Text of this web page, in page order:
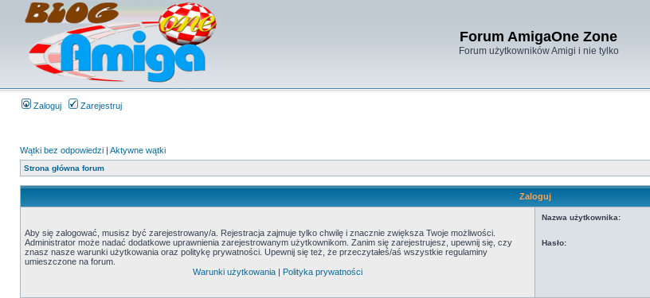
Forum AmigaOne Zone
Forum użytkowników Amigi i nie tylko
Zaloguj Zarejestruj
Wątki bez odpowiedzi | Aktywne wątki
Strona główna forum
Zaloguj
Aby się zalogować, musisz być zarejestrowany/a. Rejestracja zajmuje tylko chwilę i znacznie zwiększa Twoje możliwości.
Administrator może nadać dodatkowe uprawnienia zarejestrowanym użytkownikom. Zanim się zarejestrujesz, upewnij się, czy
znasz nasze warunki użytkowania oraz politykę prywatności. Upewnij się też, że przeczytałeś/aś wszystkie regulaminy
umieszczone na forum.
Warunki użytkowania | Polityka prywatności
Nazwa użytkownika:
Hasło: